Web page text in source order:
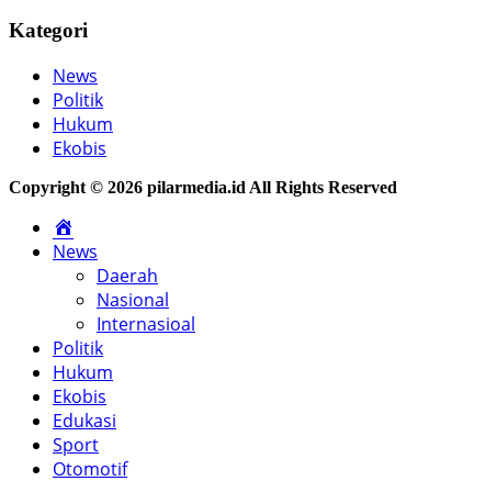
Kategori
News
Politik
Hukum
Ekobis
Copyright © 2026 pilarmedia.id All Rights Reserved
News
Daerah
Nasional
Internasioal
Politik
Hukum
Ekobis
Edukasi
Sport
Otomotif